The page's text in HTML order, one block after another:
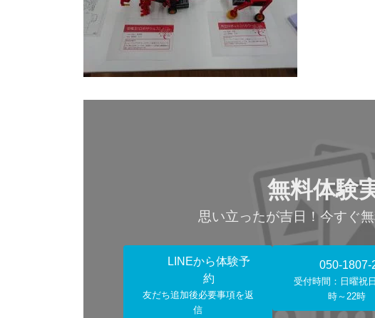
無料体験
思い立ったが吉日！今すぐ
LINEから体験予
約
友だち追加後必要事項を返
信
050-1807-
受付時間：日曜祝
時～22時